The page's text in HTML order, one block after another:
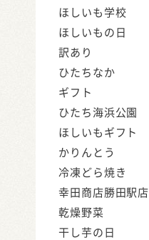
ほしいも学校
ほしいもの日
訳あり
ひたちなか
ギフト
ひたち海浜公園
ほしいもギフト
かりんとう
冷凍どら焼き
幸田商店勝田駅店
乾燥野菜
干し芋の日